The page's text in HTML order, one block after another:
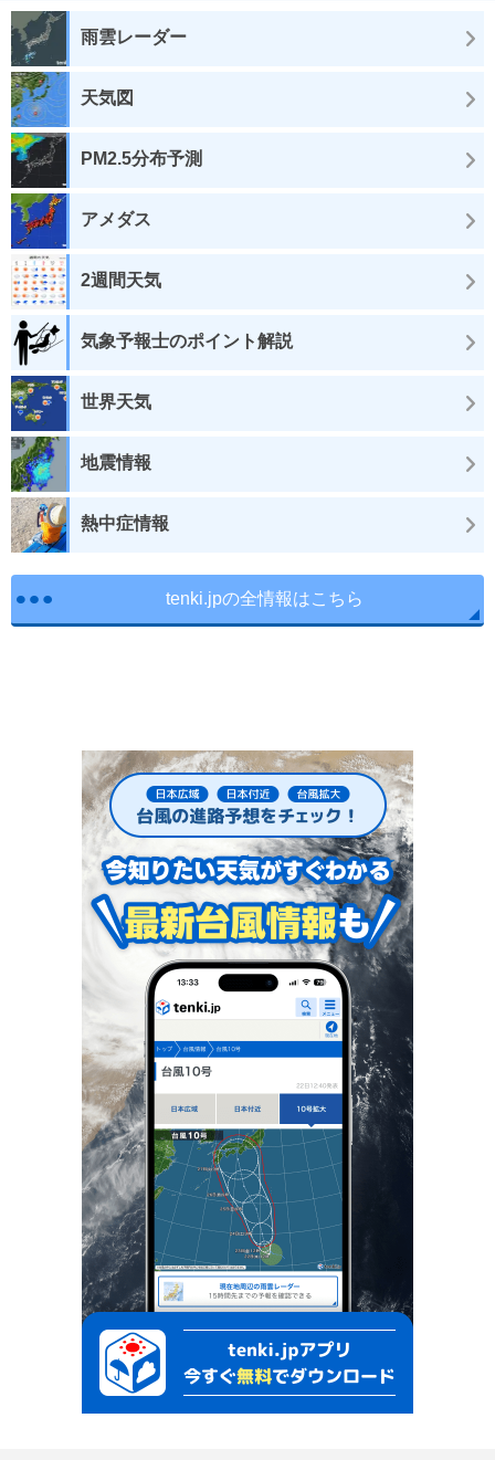
雨雲レーダー
天気図
PM2.5分布予測
アメダス
2週間天気
気象予報士のポイント解説
世界天気
地震情報
熱中症情報
tenki.jpの全情報はこちら